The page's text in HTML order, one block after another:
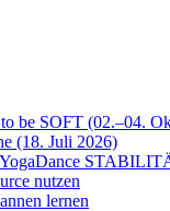
be SOFT (02.–04.
(18. Juli 2026)
YogaDance
nutzen
lernen